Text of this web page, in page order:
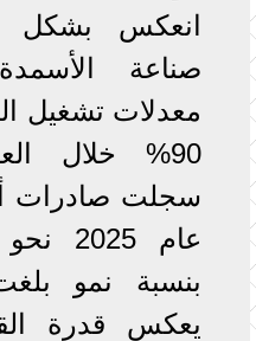
انعكس بشكل
صناعة
معدلات تشغيل
90% خلال
سجلت صادرات
يعكس قدرة